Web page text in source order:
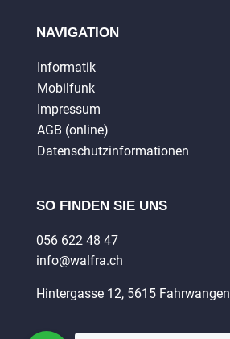
NAVIGATION
Informatik
Mobilfunk
Impressum
AGB (online)
Datenschutzinformationen
SO FINDEN SIE UNS
056 622 48 47
info@walfra.ch
Hintergasse 12, 5615 Fahrwangen